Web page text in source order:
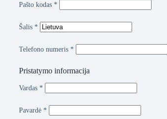
Pašto kodas *
Šalis *
Telefono numeris *
Pristatymo informacija
Vardas *
Pavardė *